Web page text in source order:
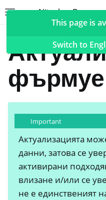
Nitrokey
navigation of Nitrokeys
navigation of Nitrokey 3
navigation of Nitrokey
navigation of Nitrokey
navigation of Nitrokey
Important
Актуализацията
данни, затова се
активирани
влизане и/или се
не е единственият
This page is
Switch to